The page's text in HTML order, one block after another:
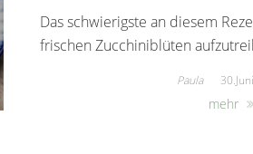
Das schwierigste an diesem
frischen Zucchiniblüten
Paula
mehr